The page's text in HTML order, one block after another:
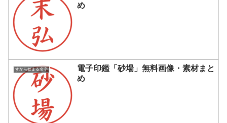
め
すから始まる名字
電子印鑑「砂場」無料画像・素材まと
め